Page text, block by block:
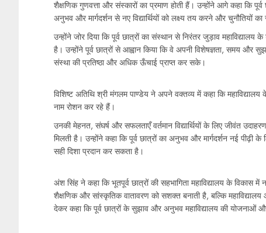
शैक्षणिक गुणवत्ता और संस्कारों का प्रमाण होती हैं। उन्होंने आगे कहा कि पूर्व
अनुभव और मार्गदर्शन से नए विद्यार्थियों को लक्ष्य तय करने और चुनौतियों
उन्होंने जोर दिया कि पूर्व छात्रों का संस्थान से निरंतर जुड़ाव
है। उन्होंने पूर्व छात्रों से आह्वान किया कि वे अपनी विशेषज्ञता, समय और
संस्था की प्रतिष्ठा और अधिक ऊँचाई प्राप्त कर सके।
विशिष्ट अतिथि श्री मंगलम पाण्डेय ने अपने वक्तव्य में कहा कि
नाम रोशन कर रहे हैं।
उनकी मेहनत, संघर्ष और सफलताएँ वर्तमान विद्यार्थियों के लिए जीवंत
मिलती है। उन्होंने कहा कि पूर्व छात्रों का अनुभव और मार्गदर्शन नई पीढ़ी
सही दिशा प्रदान कर सकता है।
अंश सिंह ने कहा कि भूतपूर्व छात्रों की सहभागिता महाविद्यालय के
शैक्षणिक और सांस्कृतिक वातावरण को सशक्त बनाती है, बल्कि
देकर कहा कि पूर्व छात्रों के सुझाव और अनुभव महाविद्यालय की योजनाओं